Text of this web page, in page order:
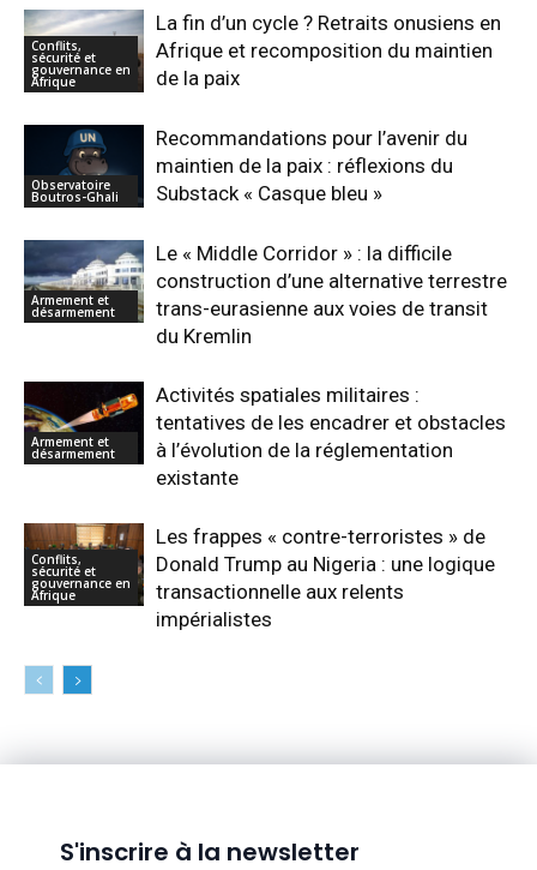
Conflits,
sécurité et
gouvernance en
Afrique
La fin d’un cycle ? Retraits onusiens en
Afrique et recomposition du maintien
de la paix
Observatoire
Boutros-Ghali
Recommandations pour l’avenir du
maintien de la paix : réflexions du
Substack « Casque bleu »
Armement et
désarmement
Le « Middle Corridor » : la difficile
construction d’une alternative terrestre
trans-eurasienne aux voies de transit
du Kremlin
Armement et
désarmement
Activités spatiales militaires :
tentatives de les encadrer et obstacles
à l’évolution de la réglementation
existante
Conflits,
sécurité et
gouvernance en
Afrique
Les frappes « contre-terroristes » de
Donald Trump au Nigeria : une logique
transactionnelle aux relents
impérialistes
S'inscrire à la newsletter